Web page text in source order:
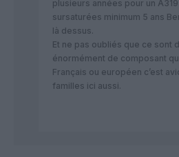
plusieurs années pour un
sursaturées minimum 5 ans
là dessus.
Et ne pas oubliés que ce sont
énormément de composant
Français ou européen c’est
familles ici aussi.